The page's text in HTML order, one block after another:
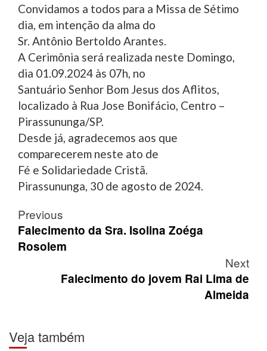
Convidamos a todos para a Missa de Sétimo
dia, em intenção da alma do
Sr. Antônio Bertoldo Arantes.
A Cerimônia será realizada neste Domingo,
dia 01.09.2024 às 07h, no
Santuário Senhor Bom Jesus dos Aflitos,
localizado à Rua Jose Bonifácio, Centro –
Pirassununga/SP.
Desde já, agradecemos aos que
comparecerem neste ato de
Fé e Solidariedade Cristã.
Pirassununga, 30 de agosto de 2024.
Post
navigation
Previous
Falecimento da Sra. Isolina Zoéga
Rosolem
Next
Falecimento do jovem Rai Lima de
Almeida
Veja também